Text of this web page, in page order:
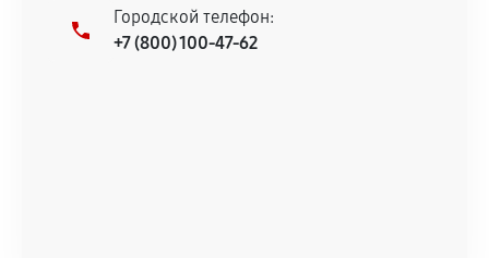
При этом гарантия на сами комплектующие
остается на стороне производителя или
Городской телефон:
+7 (800) 100-47-62